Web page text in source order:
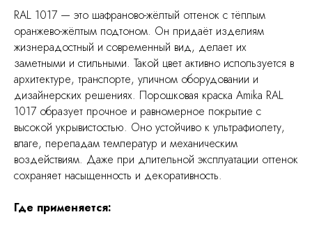
RAL 1017 — это шафраново-жёлтый оттенок с тёплым
оранжево-жёлтым подтоном. Он придаёт изделиям
жизнерадостный и современный вид, делает их
заметными и стильными. Такой цвет активно используется в
архитектуре, транспорте, уличном оборудовании и
дизайнерских решениях. Порошковая краска Amika RAL
1017 образует прочное и равномерное покрытие с
высокой укрывистостью. Оно устойчиво к ультрафиолету,
влаге, перепадам температур и механическим
воздействиям. Даже при длительной эксплуатации оттенок
сохраняет насыщенность и декоративность.
Где применяется: